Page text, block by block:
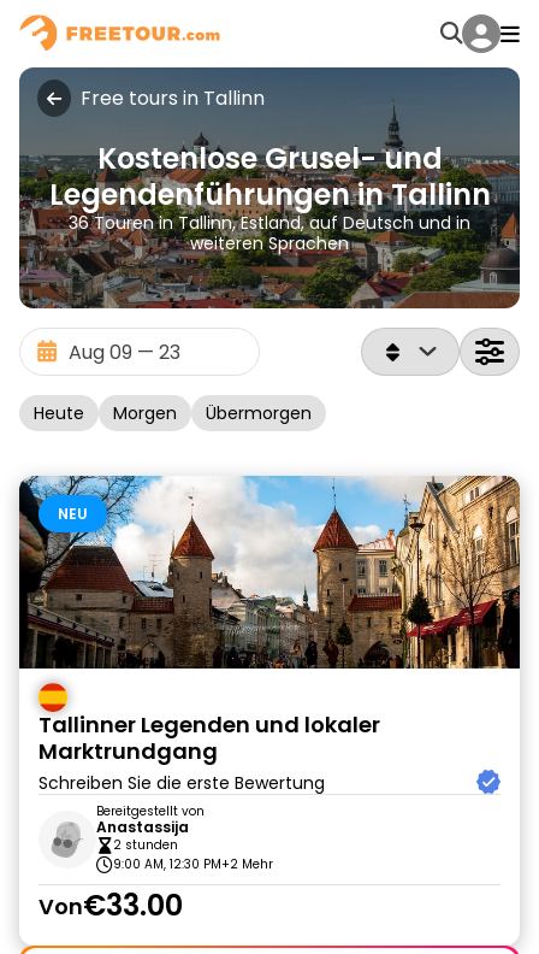
Free tours in Tallinn
Kostenlose Grusel- und
Legendenführungen in Tallinn
36 Touren in Tallinn, Estland, auf Deutsch und in
weiteren Sprachen
Heute Morgen Übermorgen
NEU
Tallinner Legenden und lokaler
Marktrundgang
Schreiben Sie die erste Bewertung
Bereitgestellt von
Anastassija
2 stunden
9:00 AM, 12:30 PM+2 Mehr
Von€33.00